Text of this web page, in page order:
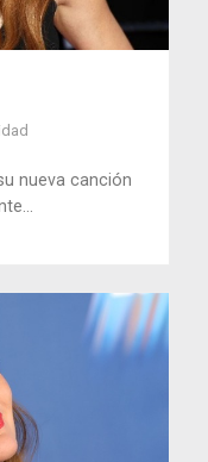
nueva canción